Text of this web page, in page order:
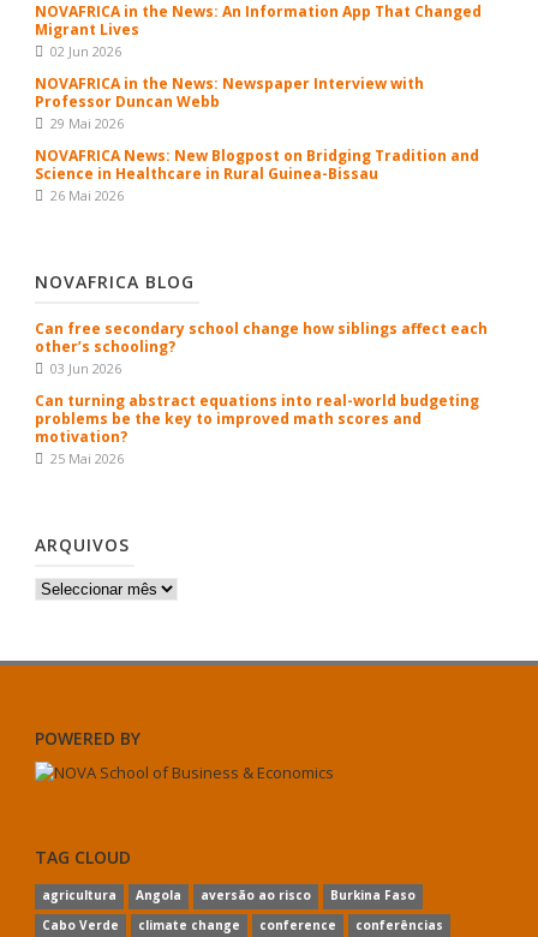
NOVAFRICA in the News: An Information App That Changed
Migrant Lives
02 Jun 2026
NOVAFRICA in the News: Newspaper Interview with
Professor Duncan Webb
29 Mai 2026
NOVAFRICA News: New Blogpost on Bridging Tradition and
Science in Healthcare in Rural Guinea-Bissau
26 Mai 2026
NOVAFRICA BLOG
Can free secondary school change how siblings affect each
other’s schooling?
03 Jun 2026
Can turning abstract equations into real-world budgeting
problems be the key to improved math scores and
motivation?
25 Mai 2026
ARQUIVOS
Arquivos
POWERED BY
TAG CLOUD
agricultura Angola aversão ao risco
Burkina Faso
Cabo Verde
climate change conference conferências